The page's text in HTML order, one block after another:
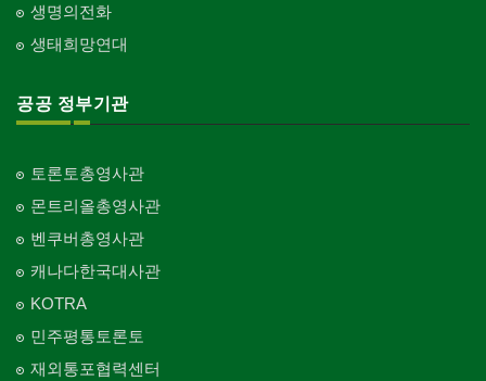
생명의전화
생태희망연대
공공 정부기관
토론토총영사관
몬트리올총영사관
벤쿠버총영사관
캐나다한국대사관
KOTRA
민주평통토론토
재외통포협력센터